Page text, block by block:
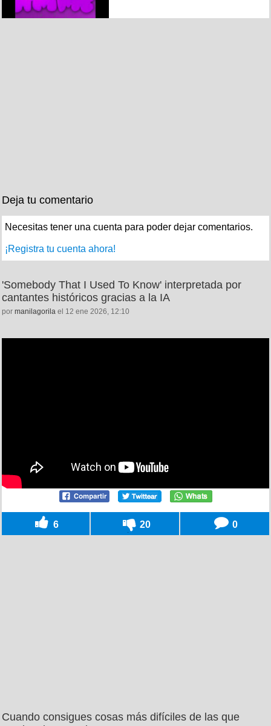
Deja tu comentario
Necesitas tener una cuenta para poder dejar comentarios.
¡Registra tu cuenta ahora!
'Somebody That I Used To Know' interpretada por
cantantes históricos gracias a la IA
por manilagorila el 12 ene 2026, 12:10
6 20 0
Cuando consigues cosas más difíciles de las que